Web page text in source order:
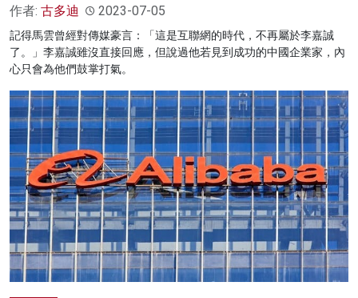
作者: 古多迪 2023-07-05
記得馬雲曾經對傳媒豪言：「這是互聯網的時代，不再屬於李嘉誠
了。」李嘉誠雖沒直接回應，但說過他若見到成功的中國企業家，內
心只會為他們鼓掌打氣。